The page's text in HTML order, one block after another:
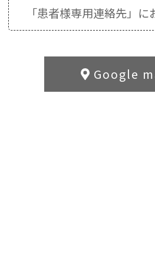
「患者様専用連絡先」に
Google